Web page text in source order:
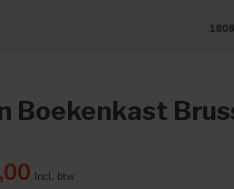
1808
Boekenkast
Incl. btw